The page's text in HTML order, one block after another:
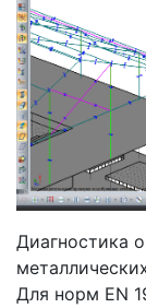
Диагностика
Для норм EN